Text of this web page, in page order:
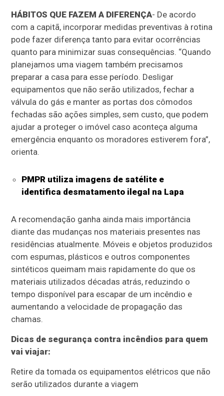
HÁBITOS QUE FAZEM A DIFERENÇA- De acordo
com a capitã, incorporar medidas preventivas à rotina
pode fazer diferença tanto para evitar ocorrências
quanto para minimizar suas consequências. “Quando
planejamos uma viagem também precisamos
preparar a casa para esse período. Desligar
equipamentos que não serão utilizados, fechar a
válvula do gás e manter as portas dos cômodos
fechadas são ações simples, sem custo, que podem
ajudar a proteger o imóvel caso aconteça alguma
emergência enquanto os moradores estiverem fora”,
orienta.
PMPR utiliza imagens de satélite e
identifica desmatamento ilegal na Lapa
A recomendação ganha ainda mais importância
diante das mudanças nos materiais presentes nas
residências atualmente. Móveis e objetos produzidos
com espumas, plásticos e outros componentes
sintéticos queimam mais rapidamente do que os
materiais utilizados décadas atrás, reduzindo o
tempo disponível para escapar de um incêndio e
aumentando a velocidade de propagação das
chamas.
Dicas de segurança contra incêndios para quem
vai viajar:
Retire da tomada os equipamentos elétricos que não
serão utilizados durante a viagem